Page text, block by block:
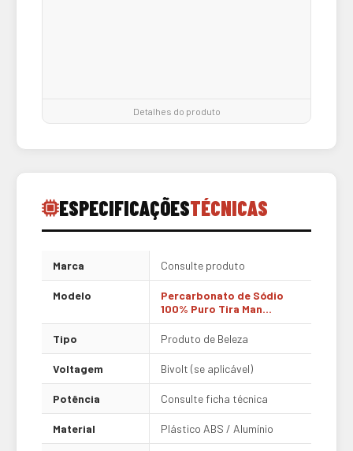
Detalhes do produto
ESPECIFICAÇÕESTÉCNICAS
Marca Consulte produto
Modelo
Percarbonato de Sódio
100% Puro Tira Man...
Tipo Produto de Beleza
Voltagem Bivolt (se aplicável)
Potência Consulte ficha técnica
Material Plástico ABS / Alumínio